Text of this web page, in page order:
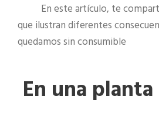
En este artículo, te
que ilustran diferentes
quedamos sin consumible
En una